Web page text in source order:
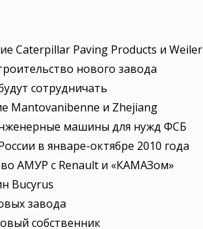
Caterpillar Paving Products и Weiler
нового завода
сотрудничать
Mantovanibenne и Zhejiang
машины для нужд ФСБ
в январе-октябре 2010 года
АМУР с Renault и «КАМАЗом»
Bucyrus
завода
собственник